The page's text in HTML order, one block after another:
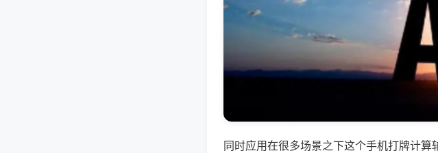
同时应用在很多场景之下这个手机打牌计